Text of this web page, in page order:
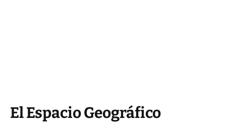
El Espacio Geográfico